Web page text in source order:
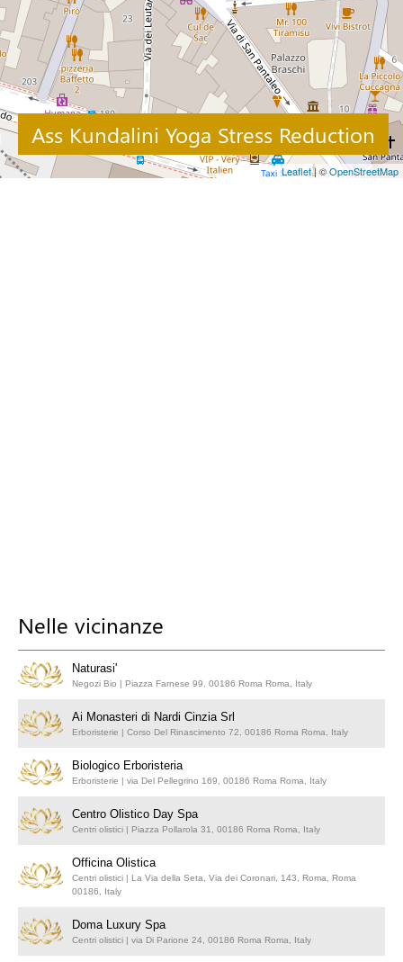
Leaflet| ©OpenStreetMap
Ass Kundalini Yoga Stress Reduction
Nelle vicinanze
Naturasi'
Negozi Bio | Piazza Farnese 99, 00186 Roma Roma, Italy
Ai Monasteri di Nardi Cinzia Srl
Erboristerie | Corso Del Rinascimento 72, 00186 Roma Roma, Italy
Biologico Erboristeria
Erboristerie | via Del Pellegrino 169, 00186 Roma Roma, Italy
Centro Olistico Day Spa
Centri olistici | Piazza Pollarola 31, 00186 Roma Roma, Italy
Officina Olistica
Centri olistici | La Via della Seta, Via dei Coronari, 143, Roma, Roma
00186, Italy
Doma Luxury Spa
Centri olistici | via Di Parione 24, 00186 Roma Roma, Italy